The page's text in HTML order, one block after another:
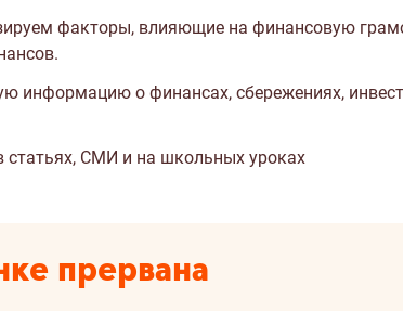
факторы, влияющие на финансовую
информацию о финансах, сбережениях,
СМИ и на школьных уроках
прервана